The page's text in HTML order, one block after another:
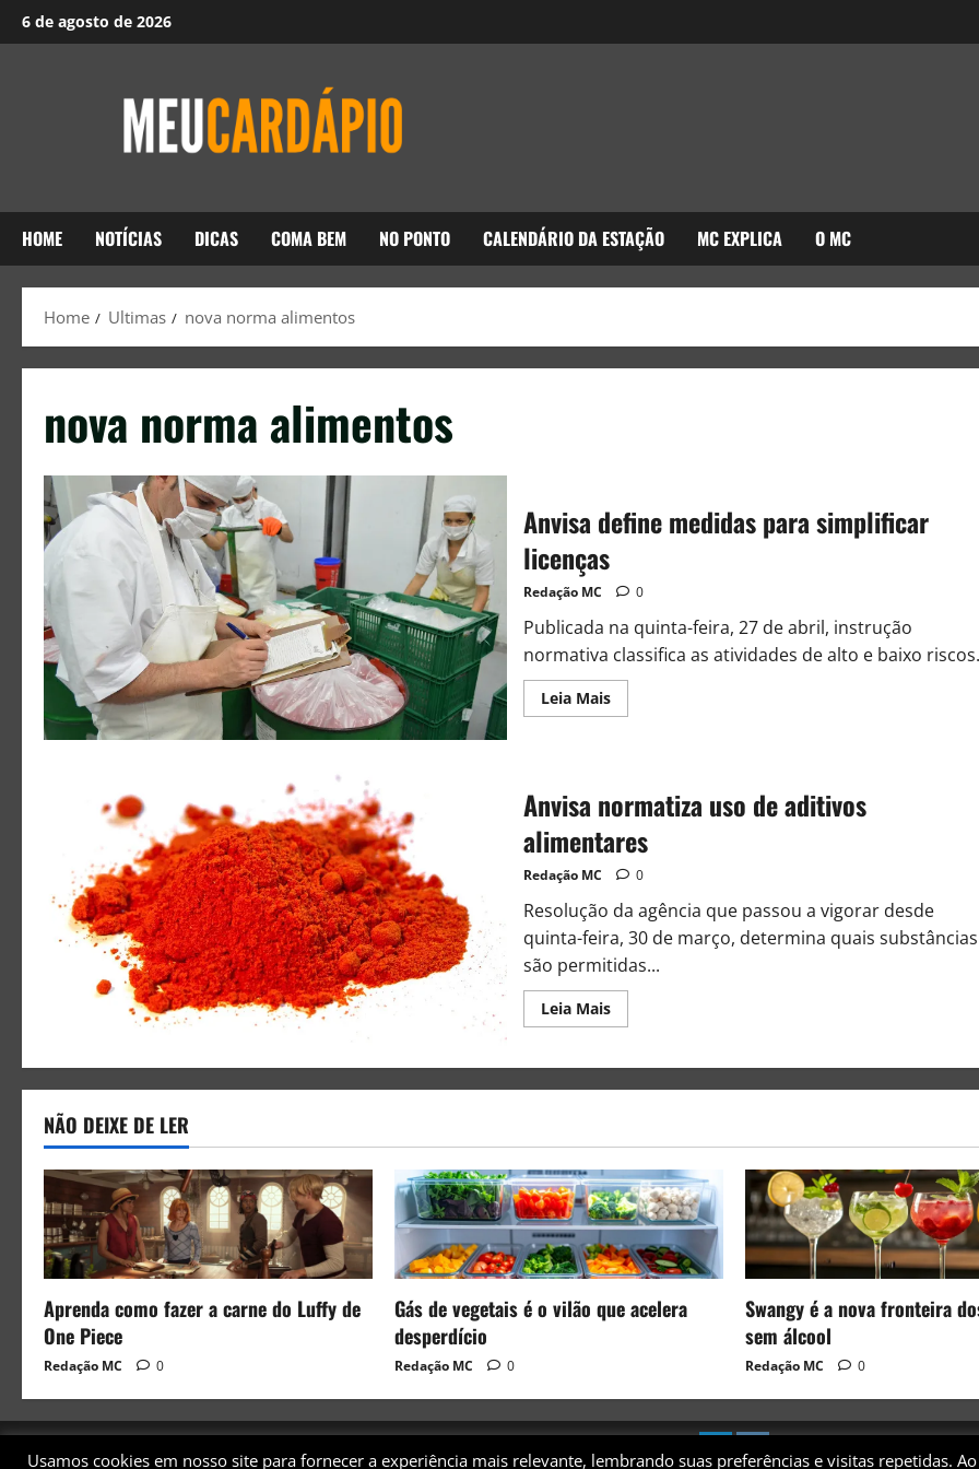
6 de agosto de 2026
HOME NOTÍCIAS DICAS COMA BEM NO PONTO CALENDÁRIO DA ESTAÇÃO MC EXPLICA O MC
Home Ultimas nova norma alimentos
nova norma alimentos
Anvisa define medidas para simplificar
licenças
Redação MC 0
Publicada na quinta-feira, 27 de abril, instrução
normativa classifica as atividades de alto e baixo riscos.
Leia Mais
Anvisa normatiza uso de aditivos
alimentares
Redação MC 0
Resolução da agência que passou a vigorar desde
quinta-feira, 30 de março, determina quais substâncias
são permitidas...
Leia Mais
NÃO DEIXE DE LER
Aprenda como fazer a carne do Luffy de
One Piece
Redação MC 0
Gás de vegetais é o vilão que acelera
desperdício
Redação MC 0
Swangy é a nova fronteira
sem álcool
Redação MC 0
Usamos cookies em nosso site para fornecer a experiência mais relevante, lembrando suas preferências e visitas repetidas. Ao